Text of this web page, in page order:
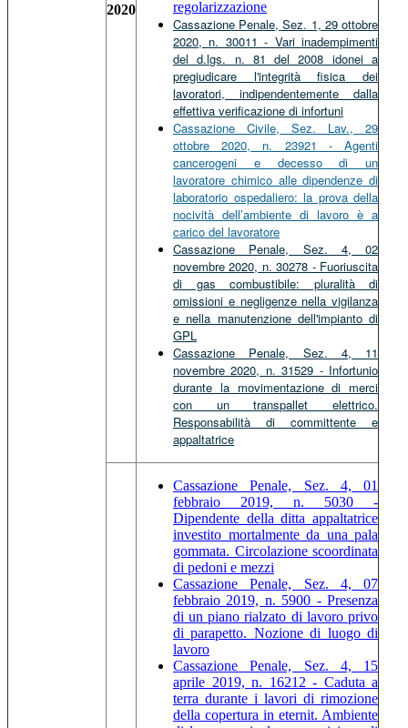
2020
regolarizzazione
Cassazione Penale, Sez. 1, 29 ottobre
2020, n. 30011 - Vari inadempimenti
del d.lgs. n. 81 del 2008 idonei a
pregiudicare l'integrità fisica dei
lavoratori, indipendentemente dalla
effettiva verificazione di infortuni
Cassazione Civile, Sez. Lav., 29
ottobre 2020, n. 23921 - Agenti
cancerogeni e decesso di un
lavoratore chimico alle dipendenze di
laboratorio ospedaliero: la prova della
nocività dell’ambiente di lavoro è a
carico del lavoratore
Cassazione Penale, Sez. 4, 02
novembre 2020, n. 30278 - Fuoriuscita
di gas combustibile: pluralità di
omissioni e negligenze nella vigilanza
e nella manutenzione dell'impianto di
GPL
Cassazione Penale, Sez. 4, 11
novembre 2020, n. 31529 - Infortunio
durante la movimentazione di merci
con un transpallet elettrico.
Responsabilità di committente e
appaltatrice
Cassazione Penale, Sez. 4, 01
febbraio 2019, n. 5030 -
Dipendente della ditta appaltatrice
investito mortalmente da una pala
gommata. Circolazione scoordinata
di pedoni e mezzi
Cassazione Penale, Sez. 4, 07
febbraio 2019, n. 5900 - Presenza
di un piano rialzato di lavoro privo
di parapetto. Nozione di luogo di
lavoro
Cassazione Penale, Sez. 4, 15
aprile 2019, n. 16212 - Caduta a
terra durante i lavori di rimozione
della copertura in eternit. Ambiente